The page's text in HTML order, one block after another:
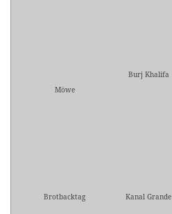
Möwe
Burj Khalifa
Brotbacktag Kanal Grande